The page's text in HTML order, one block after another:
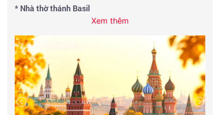
* Nhà thờ thánh Basil
* Lăng Lenin (Nếu mở cửa đoàn sẽ vào Lăng Viếng)
* Vườn hoa Alexandrovskiy.
* Trung tâm bách hóa GUM
* Đường đi bộ Nikolskaya
*Trải nghiệm các phương tiện công cộng, tàu điện
tham quan các Ga tàu điện ngầm đẹp nhất thủ đô–
được mệnh danh cung điện trong lòng đất, mỗi ga tàu
Xem thêm